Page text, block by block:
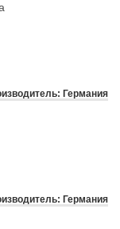
Германия
Германия